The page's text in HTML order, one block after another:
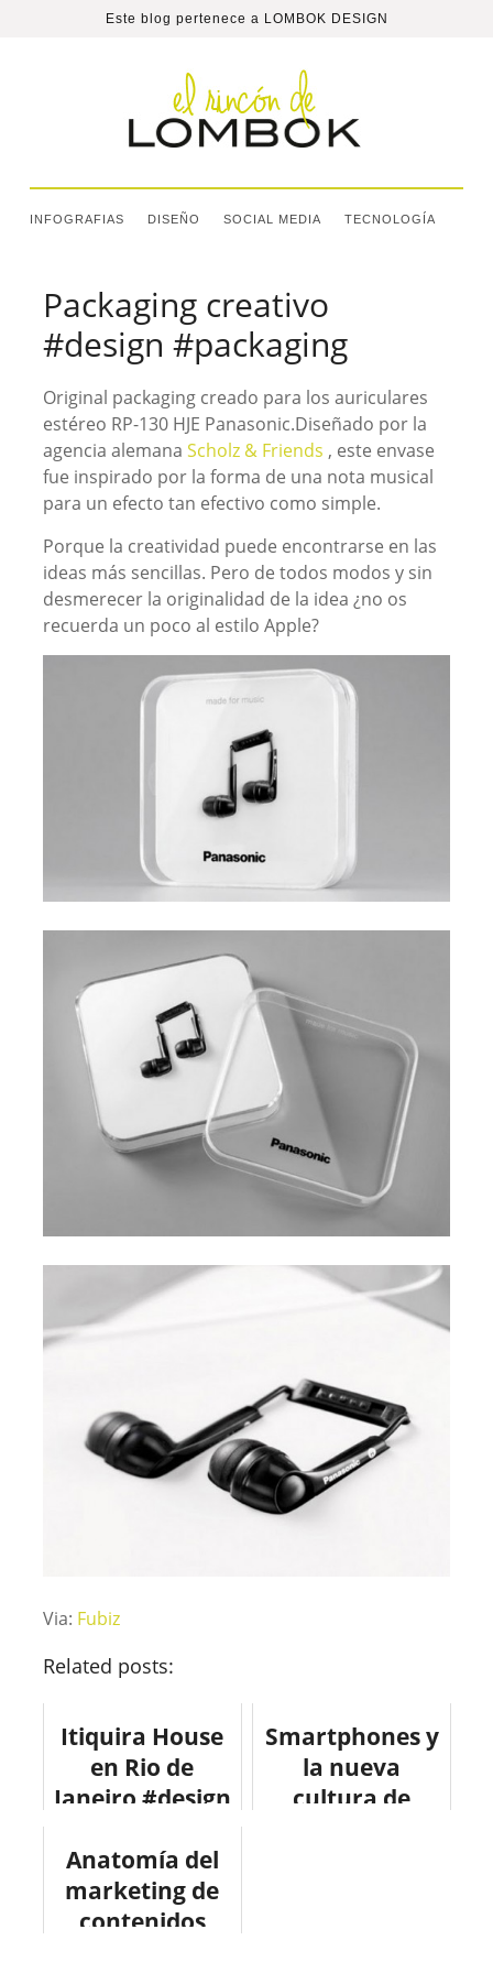
Este blog pertenece a LOMBOK DESIGN
INFOGRAFIAS DISEÑO SOCIAL MEDIA TECNOLOGÍA
Packaging creativo
#design #packaging
Original packaging creado para los auriculares
estéreo RP-130 HJE Panasonic.Diseñado por la
agencia alemana Scholz & Friends , este envase
fue inspirado por la forma de una nota musical
para un efecto tan efectivo como simple.
Porque la creatividad puede encontrarse en las
ideas más sencillas. Pero de todos modos y sin
desmerecer la originalidad de la idea ¿no os
recuerda un poco al estilo Apple?
Via: Fubiz
Related posts:
Itiquira House
en Rio de
Janeiro #design
Smartphones y
la nueva
cultura de
Anatomía del
marketing de
contenidos